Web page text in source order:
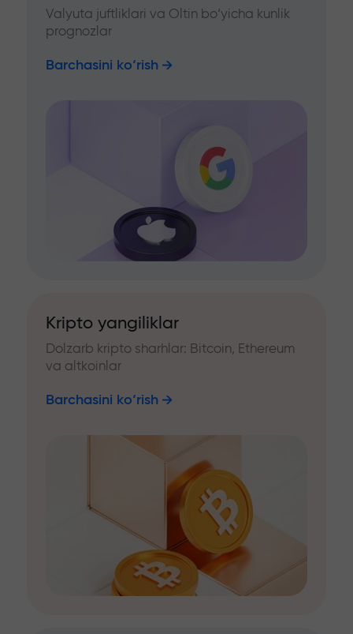
Valyuta juftliklari va Oltin bo‘yicha kunlik
prognozlar
Barchasini ko‘rish
Kripto yangiliklar
Dolzarb kripto sharhlar: Bitcoin, Ethereum
va altkoinlar
Barchasini ko‘rish